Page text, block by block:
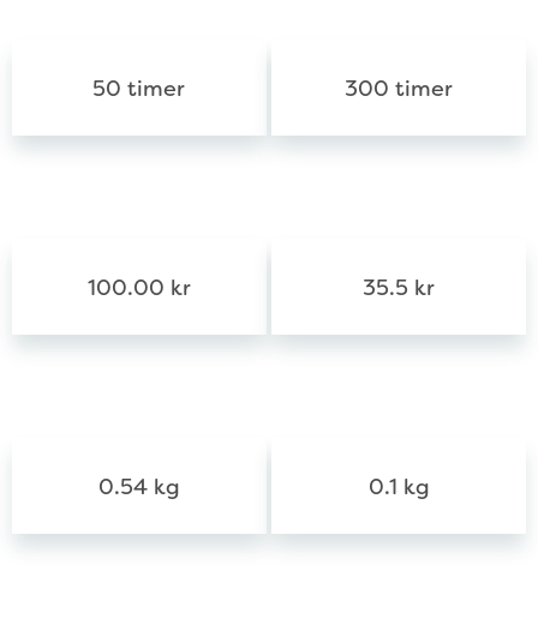
50 timer 300 timer
100.00 kr 35.5 kr
0.54 kg 0.1 kg